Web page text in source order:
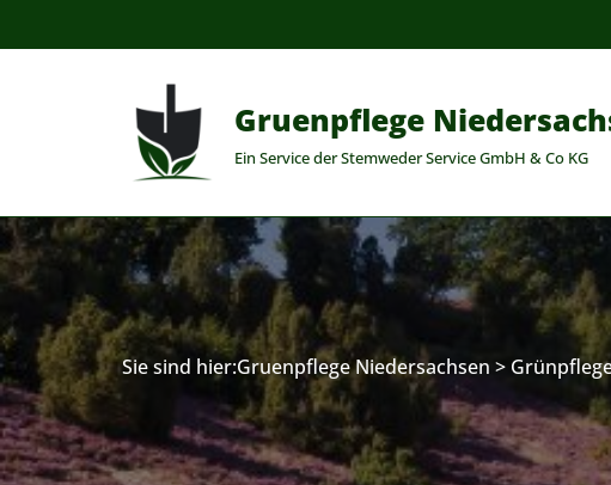
Gruenpflege
Ein Service der Stemweder Service GmbH & Co KG
Sie sind hier:Gruenpflege Niedersachsen >